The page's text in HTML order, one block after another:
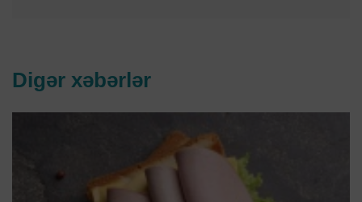
Digər xəbərlər